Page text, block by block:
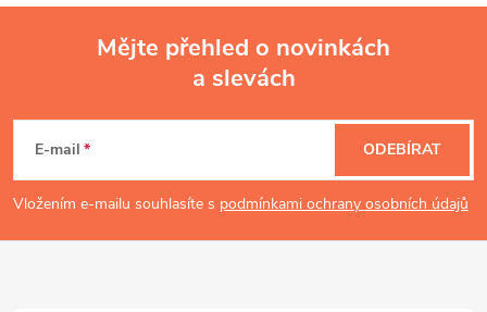
p
a
Mějte přehled o novinkách
a slevách
E-mail
Vložením e-mailu souhlasíte s podmínkami ochrany osobních údajů
ODEBÍRAT